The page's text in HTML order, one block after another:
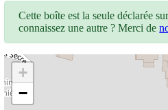
Cette boîte est la seule déclarée
connaissez une autre ? Merci de
+
−